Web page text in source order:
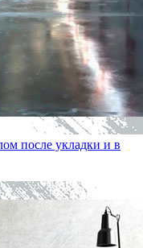
после укладки и в